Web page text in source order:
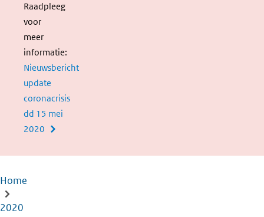
Raadpleeg
voor
meer
informatie:
Nieuwsbericht
update
coronacrisis
dd 15 mei
2020
Kruimelpad
Home
2020